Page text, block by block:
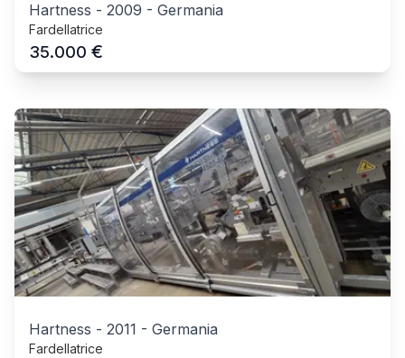
Hartness - 2009 - Germania
Fardellatrice
35.000 €
Hartness - 2011 - Germania
Fardellatrice